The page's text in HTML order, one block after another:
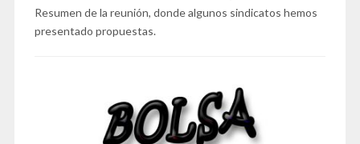
Resumen de la reunión, donde algunos sindicatos hemos
presentado propuestas.